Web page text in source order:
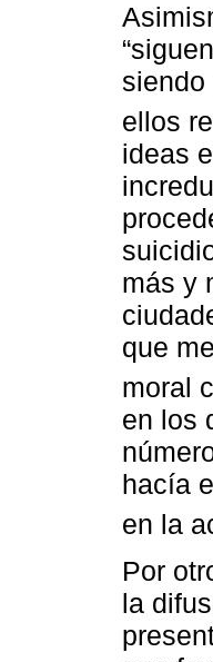
ellos
ideas
más y
que
moral
en los
hacía
en la
Por
la